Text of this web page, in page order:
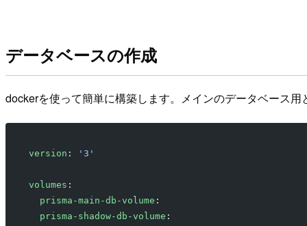
データベースの作成
dockerを使って簡単に構築します。メインのデータベース
version : '3'
volumes :
  prisma-main-db-volume
:
  prisma-shadow-db-volume
: